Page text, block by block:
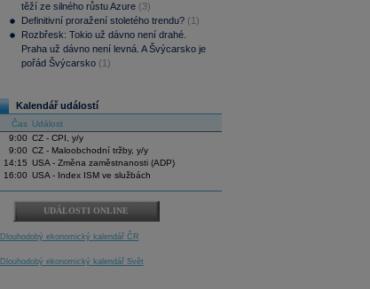
těží ze silného růstu Azure (3)
Definitivní proražení stoletého trendu? (1)
Rozbřesk: Tokio už dávno není drahé.
Praha už dávno není levná. A Švýcarsko je
pořád Švýcarsko (1)
Kalendář událostí
Čas Událost
9:00 CZ - CPI, y/y
9:00 CZ - Maloobchodní tržby, y/y
14:15 USA - Změna zaměstnanosti (ADP)
16:00 USA - Index ISM ve službách
UDÁLOSTI ONLINE
Dlouhodobý ekonomický kalendář ČR
Dlouhodobý ekonomický kalendář Svět